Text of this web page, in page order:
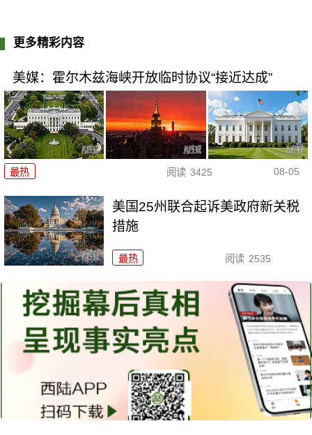
更多精彩内容
美媒：霍尔木兹海峡开放临时协议“接近达成”
最热 阅读 3425 08-05
美国25州联合起诉美政府新关税
措施
最热 阅读 2535